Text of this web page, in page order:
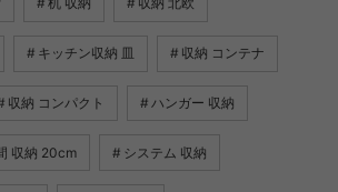
キッチン収納 皿 収納 コンテナ
収納 コンパクト ハンガー 収納
収納 20cm システム 収納